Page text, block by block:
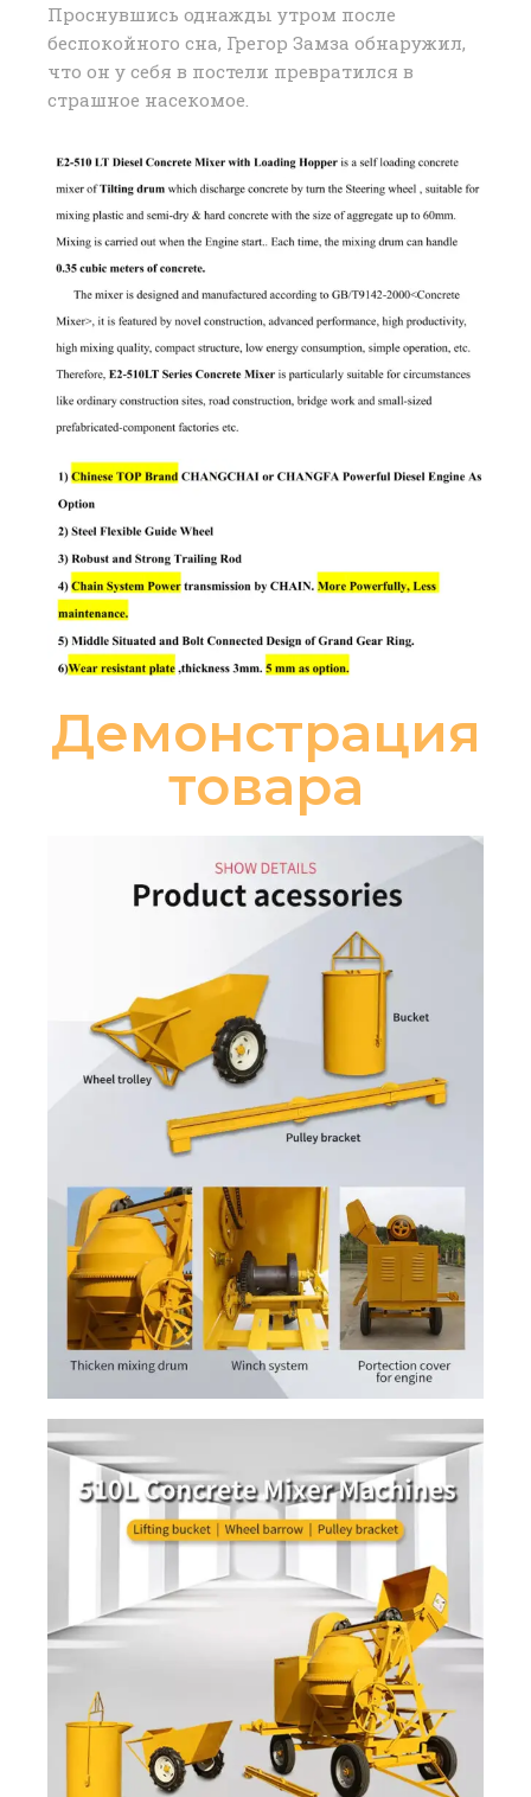
Проснувшись однажды утром после
беспокойного сна, Грегор Замза обнаружил,
что он у себя в постели превратился в
страшное насекомое.
Демонстрация
товара